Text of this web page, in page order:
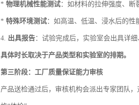
* 物理机械性能测试：如材料的拉伸强度、断
* 特殊环境测试：如高温、低温、浸水后的性
4. 出具报告：试验完成后，实验室会出具详
具体时长取决于产品类型和实验室的排期。
第三阶段：工厂质量保证能力审核
产品送检通过后，审核机构会派出专家团队